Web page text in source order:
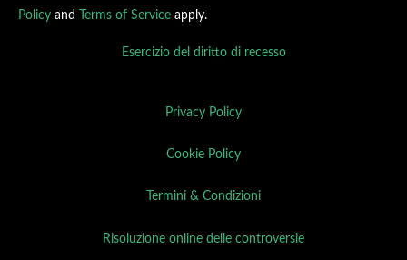
Policy and Terms of Service apply.
Esercizio del diritto di recesso
Privacy Policy
Cookie Policy
Termini & Condizioni
Risoluzione online delle controversie